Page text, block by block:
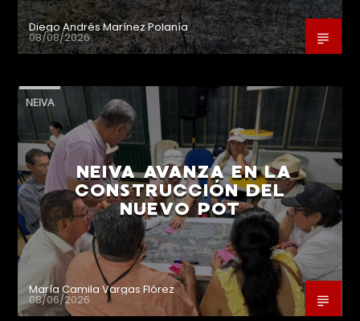
Diego Andrés Marínez Polanía
08/08/2026
NEIVA
NEIVA AVANZA EN LA
CONSTRUCCIÓN DEL
NUEVO POT
María Camila Vargas Flórez
08/06/2026